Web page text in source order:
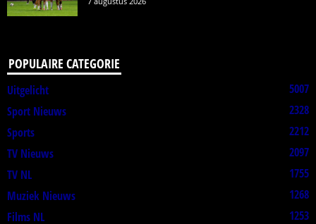
POPULAIRE CATEGORIE
Uitgelicht
5007
Sport Nieuws
2328
Sports
2212
TV Nieuws
2097
TV NL
1755
Muziek Nieuws
1268
Films NL
1253